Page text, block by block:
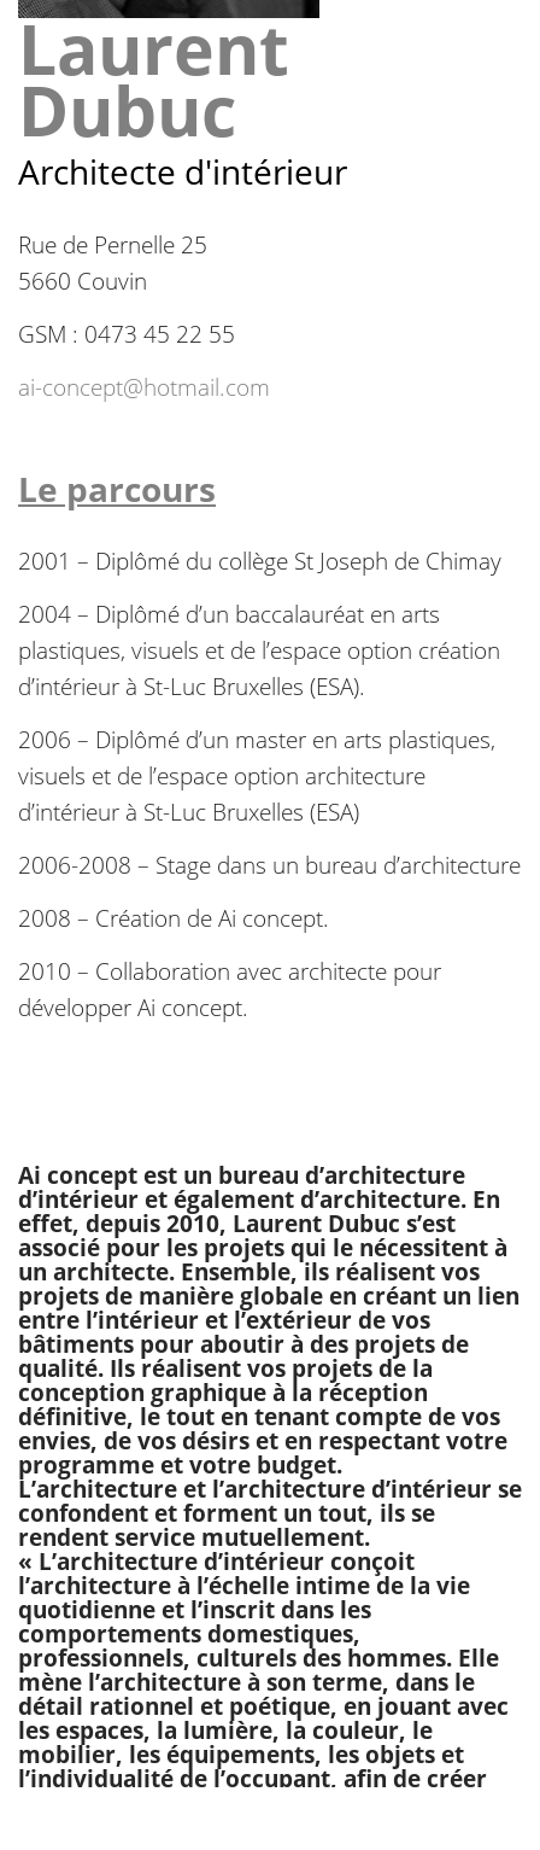
Laurent
Dubuc
Architecte d'intérieur
Rue de Pernelle 25
5660 Couvin
GSM : 0473 45 22 55
ai-concept@hotmail.com
Le parcours
2001 – Diplômé du collège St Joseph de Chimay
2004 – Diplômé d’un baccalauréat en arts
plastiques, visuels et de l’espace option création
d’intérieur à St-Luc Bruxelles (ESA).
2006 – Diplômé d’un master en arts plastiques,
visuels et de l’espace option architecture
d’intérieur à St-Luc Bruxelles (ESA)
2006-2008 – Stage dans un bureau d’architecture
2008 – Création de Ai concept.
2010 – Collaboration avec architecte pour
développer Ai concept.
Ai concept est un bureau d’architecture
d’intérieur et également d’architecture. En
effet, depuis 2010, Laurent Dubuc s’est
associé pour les projets qui le nécessitent à
un architecte. Ensemble, ils réalisent vos
projets de manière globale en créant un lien
entre l’intérieur et l’extérieur de vos
bâtiments pour aboutir à des projets de
qualité. Ils réalisent vos projets de la
conception graphique à la réception
définitive, le tout en tenant compte de vos
envies, de vos désirs et en respectant votre
programme et votre budget.
L’architecture et l’architecture d’intérieur se
confondent et forment un tout, ils se
rendent service mutuellement.
« L’architecture d’intérieur conçoit
l’architecture à l’échelle intime de la vie
quotidienne et l’inscrit dans les
comportements domestiques,
professionnels, culturels des hommes. Elle
mène l’architecture à son terme, dans le
détail rationnel et poétique, en jouant avec
les espaces, la lumière, la couleur, le
mobilier, les équipements, les objets et
l’individualité de l’occupant, afin de créer